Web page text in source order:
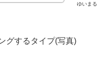
ゆいまる
グするタイプ(写真)